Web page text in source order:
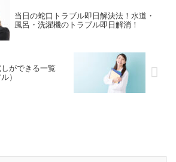
当日の蛇口トラブル即日解決法！水道・
風呂・洗濯機のトラブル即日解消！
ができる一覧
）